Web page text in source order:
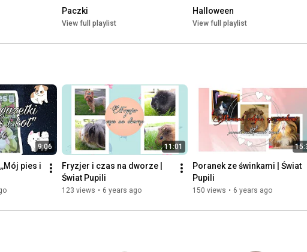
Paczki
View full playlist
Halloween
View full playlist
9:06
pies i
11:01
Fryzjer i czas na dworze |
Świat Pupili
123 views • 6 years ago
Poranek ze świnkami | Świat
Pupili
150 views • 6 years ago